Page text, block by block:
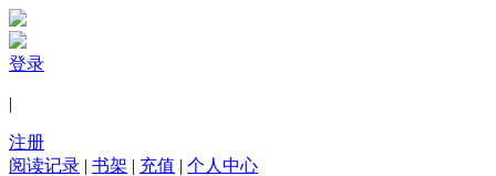
登录
|
注册
阅读记录 | 书架 | 充值 | 个人中心